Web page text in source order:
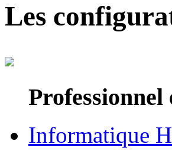
Les
Professionnel
Informatique